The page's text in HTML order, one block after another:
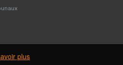
plus